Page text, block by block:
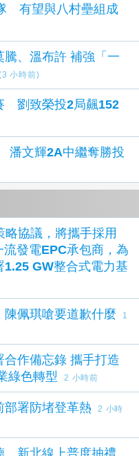
有望與八村壘組成
、溫布許 補強「一
小時前)
劉致榮投2局飆152
潘文輝2A中繼奪勝投
協議，將攜手採用
發電EPC承包商，為
GW整合式電力基
佩琪嗆要道歉什麼
1
忘錄 攜手打造
助力企業綠色轉型
2 小時前
署防堵登革熱
2 小時
新北線上普度抽禮